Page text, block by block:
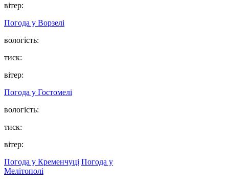
вітер:
Погода у Ворзелі
вологість:
тиск:
вітер:
Погода у Гостомелі
вологість:
тиск:
вітер:
Погода у Кременчуці Погода у
Мелітополі